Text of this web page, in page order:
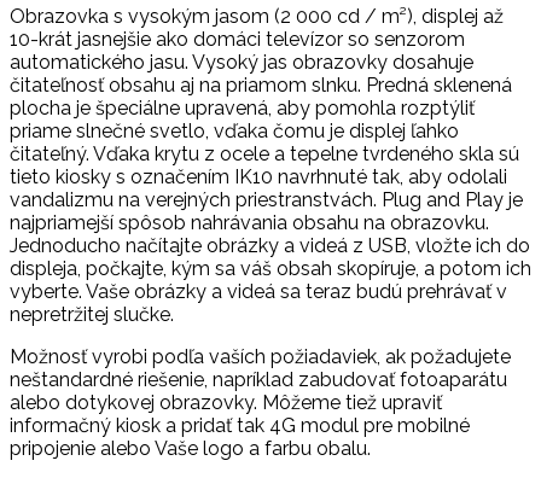
Obrazovka s vysokým jasom (2 000 cd / m²), displej až
10-krát jasnejšie ako domáci televízor so senzorom
automatického jasu. Vysoký jas obrazovky dosahuje
čitateľnosť obsahu aj na priamom slnku. Predná sklenená
plocha je špeciálne upravená, aby pomohla rozptýliť
priame slnečné svetlo, vďaka čomu je displej ľahko
čitateľný. Vďaka krytu z ocele a tepelne tvrdeného skla sú
tieto kiosky s označením IK10 navrhnuté tak, aby odolali
vandalizmu na verejných priestranstvách. Plug and Play je
najpriamejší spôsob nahrávania obsahu na obrazovku.
Jednoducho načítajte obrázky a videá z USB, vložte ich do
displeja, počkajte, kým sa váš obsah skopíruje, a potom ich
vyberte. Vaše obrázky a videá sa teraz budú prehrávať v
nepretržitej slučke.
Možnosť vyrobi podľa vaších požiadaviek, ak požadujete
neštandardné riešenie, napríklad zabudovať fotoaparátu
alebo dotykovej obrazovky. Môžeme tiež upraviť
informačný kiosk a pridať tak 4G modul pre mobilné
pripojenie alebo Vaše logo a farbu obalu.